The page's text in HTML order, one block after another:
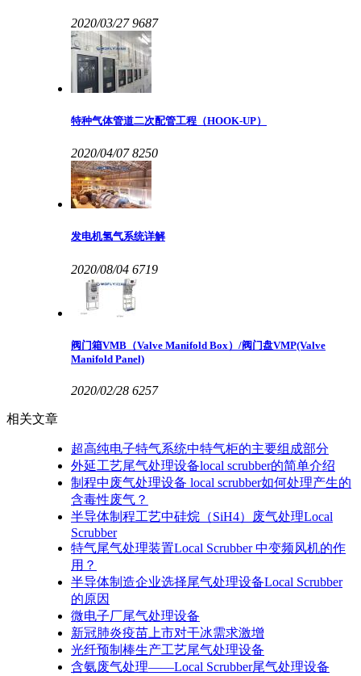
2020/03/27 9687
特种气体管道二次配管工程（HOOK-UP）
2020/04/07 8250
发电机氢气系统详解
2020/08/04 6719
阀门箱VMB（Valve Manifold Box）/阀门盘VMP(Valve
Manifold Panel)
2020/02/28 6257
相关文章
超高纯电子特气系统中特气柜的主要组成部分
外延工艺尾气处理设备local scrubber的简单介绍
制程中废气处理设备 local scrubber如何处理产生的
含毒性废气？
半导体制程工艺中硅烷（SiH4）废气处理Local
Scrubber
特气尾气处理装置Local Scrubber 中变频风机的作
用？
半导体制造企业选择尾气处理设备Local Scrubber
的原因
微电子厂尾气处理设备
新冠肺炎疫苗上市对干冰需求激增
光纤预制棒生产工艺尾气处理设备
含氨废气处理——Local Scrubber尾气处理设备